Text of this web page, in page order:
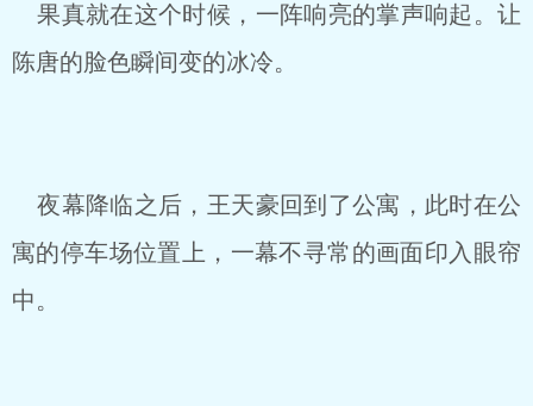
果真就在这个时候，一阵响亮的掌声响起。让
陈唐的脸色瞬间变的冰冷。
夜幕降临之后，王天豪回到了公寓，此时在公
寓的停车场位置上，一幕不寻常的画面印入眼帘
中。